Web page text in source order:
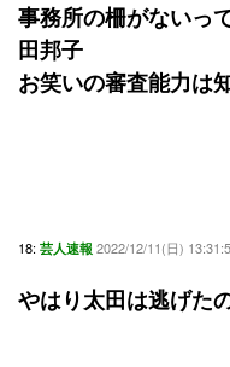
事務所の柵がないっ
田邦子
お笑いの審査能力は
18: 芸人速報 2022/12/11(日)
やはり太田は逃げた